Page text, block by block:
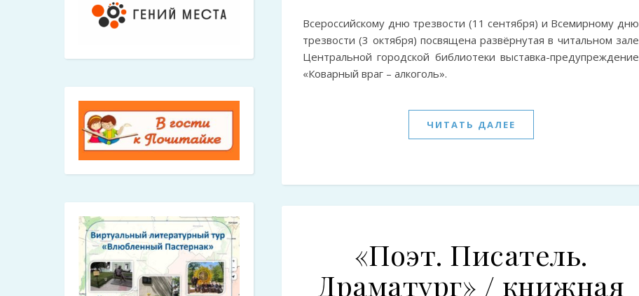
Всероссийскому дню трезвости (11 сентября) и Всемирному дню
трезвости (3 октября) посвящена развёрнутая в читальном зале
Центральной городской библиотеки выставка-предупреждение
«Коварный враг – алкоголь».
ЧИТАТЬ ДАЛЕЕ
«Поэт. Писатель.
Драматург» / книжная